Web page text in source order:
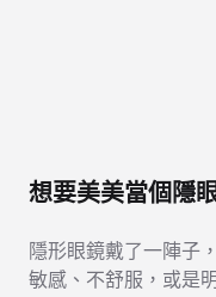
想要美美當個隱
隱形眼鏡戴了一陣子
敏感、不舒服，或是